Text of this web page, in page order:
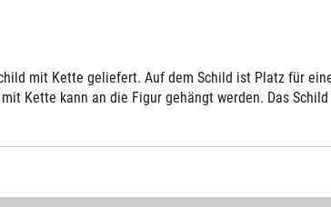
mit Kette geliefert. Auf dem Schild ist Platz für
Kette kann an die Figur gehängt werden. Das